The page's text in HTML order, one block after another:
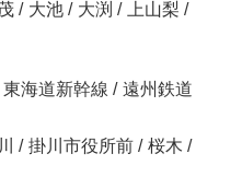
/ 大池 / 大渕 / 上山梨 /
東海道新幹線 / 遠州鉄道
/ 掛川市役所前 / 桜木 /